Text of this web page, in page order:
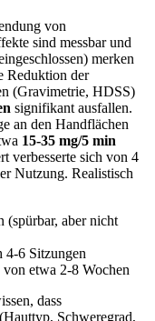
von
sind⁤ messbar und
merken
Reduktion der
(Gravimetrie, HDSS)​
signifikant⁤ ausfallen.
an den ​Handflächen
15-35 mg/5 min
​verbesserte sich von 4
Nutzung. Realistisch
(spürbar, aber nicht
4-6 Sitzungen
‌etwa 2-8 Wochen
⁢dass
⁢Schweregrad,